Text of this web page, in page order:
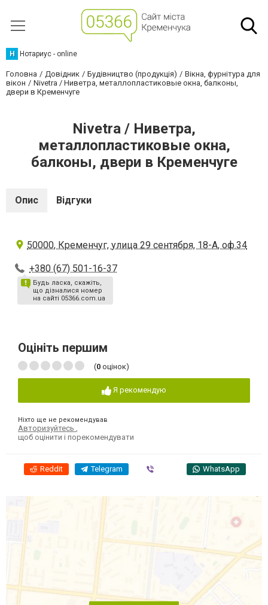
Н Нотариус - online
Головна Довідник Будівництво (продукція)
Вікна, фурнітура для
вікон
Nivetra / Ниветра, металлопластиковые окна, балконы,
двери в Кременчуге
Nivetra / Ниветра,
металлопластиковые окна,
балконы, двери в Кременчуге
Опис Відгуки
50000, Кременчуг, улица 29 сентября, 18-А, оф.34
+380 (67) 501-16-37
Будь ласка, скажіть,
що дізналися номер
на сайті 05366.com.ua
Оцініть першим
(0 оцінок)
Я рекомендую
Ніхто ще не рекомендував
Авторизуйтесь
щоб оцінити і порекомендувати
Reddit Telegram WhatsApp